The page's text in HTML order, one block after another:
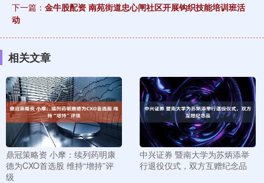
下一篇： 金牛股配资 南苑街道忠心闸社区开展钩织技能培训班活
动
相关文章
鼎冠策略资 小摩：续列药明康
德为CXO首选股 维持“增持”评
级
中兴证券 暨南大学为苏炳添举
行退役仪式，双方互赠纪念品